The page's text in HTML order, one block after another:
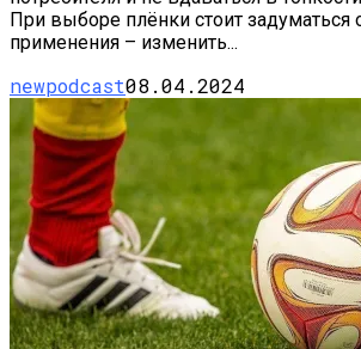
При выборе плёнки стоит задуматься
применения – изменить...
newpodcast08.04.2024